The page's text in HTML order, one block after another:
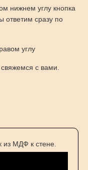
нижнем углу кнопка
ответим сразу по
углу
с вами.
из МДФ к стене.